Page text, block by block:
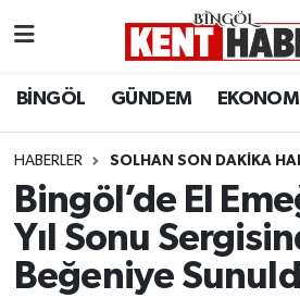
BİNGÖL GÜNDEM EKONOMİ
HABERLER SOLHAN SON DAKIKA
Bingöl’de El
Yıl Sonu
Beğeniye
BİLİM-TEKNOLOJİ
DÜNYA
EĞİTİM
Bingöl Hava Durumu
Bingöl Namaz Vakitleri
Bingöl Trafik Yoğunluk